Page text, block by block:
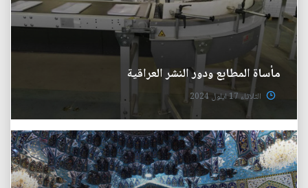
مأساة المطابع ودور النشر العراقية
الثلاثاء 17 ايلول 2024